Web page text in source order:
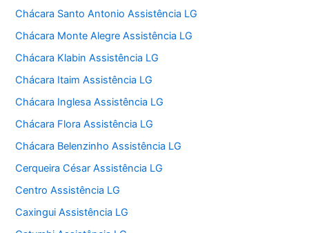
Chácara Santo Antonio Assistência LG
Chácara Monte Alegre Assistência LG
Chácara Klabin Assistência LG
Chácara Itaim Assistência LG
Chácara Inglesa Assistência LG
Chácara Flora Assistência LG
Chácara Belenzinho Assistência LG
Cerqueira César Assistência LG
Centro Assistência LG
Caxingui Assistência LG